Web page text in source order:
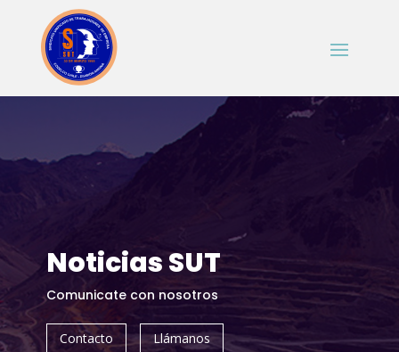
Noticias SUT
Comunicate con nosotros
Contacto Llámanos